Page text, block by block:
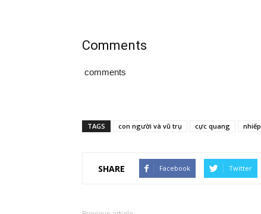
Comments
comments
TAGS con người và vũ trụ cực quang
SHARE Facebook Twitter